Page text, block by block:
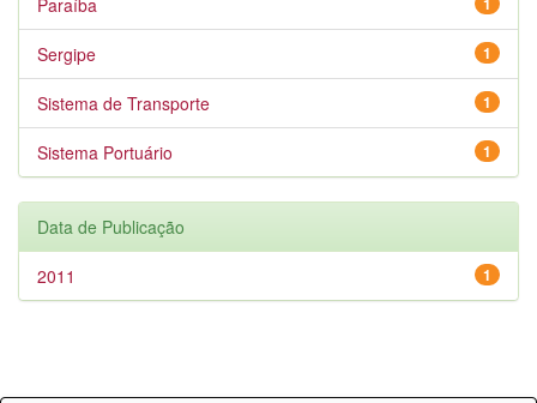
Paraíba
1
Sergipe
1
Sistema de Transporte
1
Sistema Portuário
Data de Publicação
1
2011